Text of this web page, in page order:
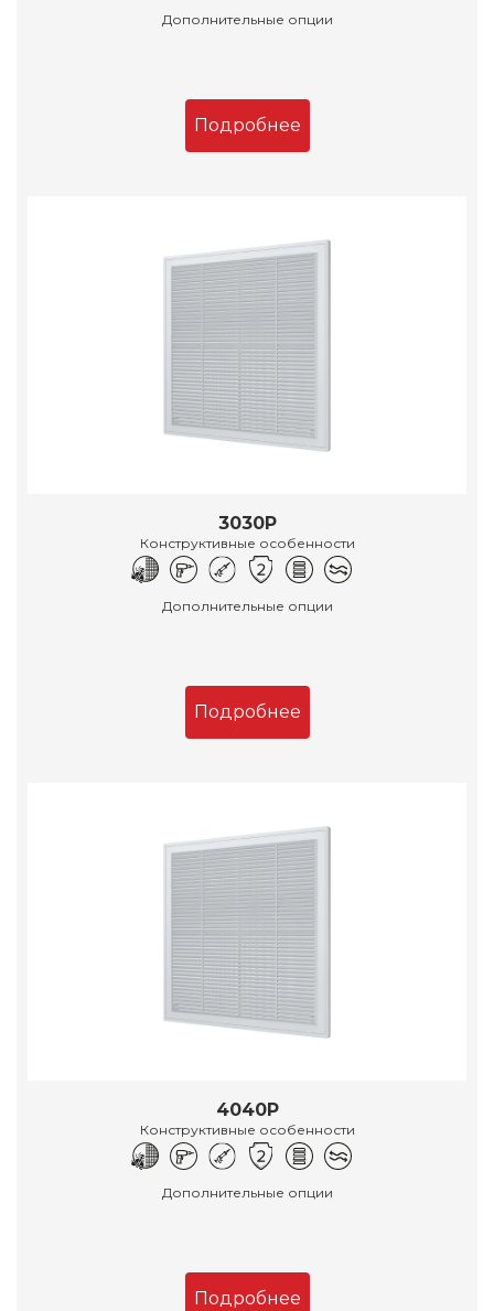
Дополнительные опции
Подробнее
3030Р
Конструктивные особенности
Дополнительные опции
Подробнее
4040Р
Конструктивные особенности
Дополнительные опции
Подробнее